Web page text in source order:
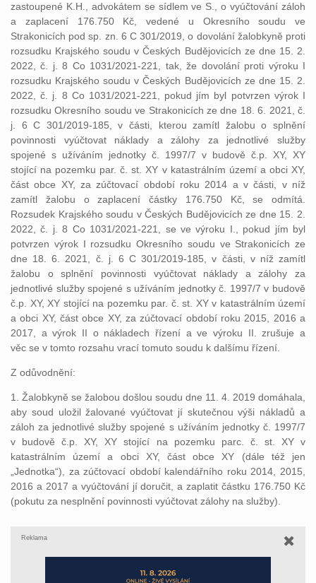
zastoupené K.H., advokátem se sídlem ve S., o vyúčtování záloh
a zaplacení 176.750 Kč, vedené u Okresního soudu ve
Strakonicích pod sp. zn. 6 C 301/2019, o dovolání žalobkyně proti
rozsudku Krajského soudu v Českých Budějovicích ze dne 15. 2.
2022, č. j. 8 Co 1031/2021-221, tak, že dovolání proti výroku I
rozsudku Krajského soudu v Českých Budějovicích ze dne 15. 2.
2022, č. j. 8 Co 1031/2021-221, pokud jím byl potvrzen výrok I
rozsudku Okresního soudu ve Strakonicích ze dne 18. 6. 2021, č.
j. 6 C 301/2019-185, v části, kterou zamítl žalobu o splnění
povinnosti vyúčtovat náklady a zálohy za jednotlivé služby
spojené s užíváním jednotky č. 1997/7 v budově č.p. XY, XY
stojící na pozemku par. č. st. XY v katastrálním území a obci XY,
část obce XY, za zúčtovací období roku 2014 a v části, v níž
zamítl žalobu o zaplacení částky 176.750 Kč, se odmítá.
Rozsudek Krajského soudu v Českých Budějovicích ze dne 15. 2.
2022, č. j. 8 Co 1031/2021-221, se ve výroku I., pokud jím byl
potvrzen výrok I rozsudku Okresního soudu ve Strakonicích ze
dne 18. 6. 2021, č. j. 6 C 301/2019-185, v části, v níž zamítl
žalobu o splnění povinnosti vyúčtovat náklady a zálohy za
jednotlivé služby spojené s užíváním jednotky č. 1997/7 v budově
č.p. XY, XY stojící na pozemku par. č. st. XY v katastrálním území
a obci XY, část obce XY, za zúčtovací období roku 2015, 2016 a
2017, a výrok II o nákladech řízení a ve výroku II. zrušuje a
věc se v tomto rozsahu vrací tomuto soudu k dalšímu řízení.
Z odůvodnění:
1. Žalobkyně se žalobou došlou soudu dne 11. 4. 2019 domáhala,
aby soud uložil žalované vyúčtovat jí skutečnou výši nákladů a
záloh za jednotlivé služby spojené s užíváním jednotky č. 1997/7
v budově č.p. XY, XY stojící na pozemku parc. č. st. XY v
katastrálním území a obci XY, část obce XY (dále též jen
„Jednotka“), za zúčtovací období kalendářního roku 2014, 2015,
2016 a 2017 a vyúčtování jí doručit, a zaplatit částku 176.750 Kč
(pokutu za nesplnění povinnosti vyúčtovat zálohy na služby).
Reklama